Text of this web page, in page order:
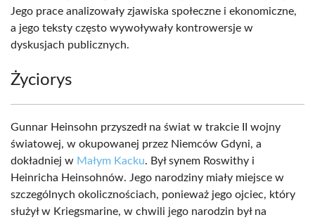
Jego prace analizowały zjawiska społeczne i ekonomiczne,
a jego teksty często wywoływały kontrowersje w
dyskusjach publicznych.
Życiorys
Gunnar Heinsohn przyszedł na świat w trakcie II wojny
światowej, w okupowanej przez Niemców Gdyni, a
dokładniej w Małym Kacku. Był synem Roswithy i
Heinricha Heinsohnów. Jego narodziny miały miejsce w
szczególnych okolicznościach, ponieważ jego ojciec, który
służył w Kriegsmarine, w chwili jego narodzin był na